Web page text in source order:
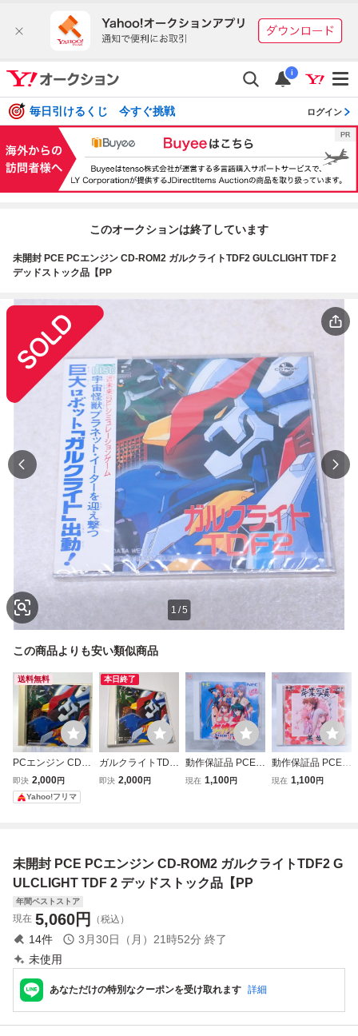
i
毎日引けるくじ 今すぐ挑戦 ログイン
このオークションは終了しています
未開封 PCE PCエンジン CD-ROM2 ガルクライトTDF2 GULCLIGHT TDF 2
デッドストック品【PP
1 /5
この商品よりも安い類似商品
送料無料
PCエンジン CD-R
OM2 ガルクライ
トTDF2 DATA WE
ST PACK-IN-VIDE
即決 2,000円
Yahoo!フリマ
本日終了
ガルクライトTDF
2 PCエンジン PC
即決 2,000円
動作保証品 PCE P
Cエンジン SUPE
現在 1,100円
動作保証品 PCE P
Cエンジン SUPE
現在 1,100円
未開封 PCE PCエンジン CD-ROM2 ガルクライトTDF2 G
ULCLIGHT TDF 2 デッドストック品【PP
年間ベストストア
現在 5,060円 （税込）
14件 3月30日（月）21時52分 終了
未使用
あなただけの特別なクーポンを受け取れます 詳細